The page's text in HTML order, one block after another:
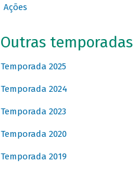
Ações
Outras temporadas
Temporada 2025
Temporada 2024
Temporada 2023
Temporada 2020
Temporada 2019